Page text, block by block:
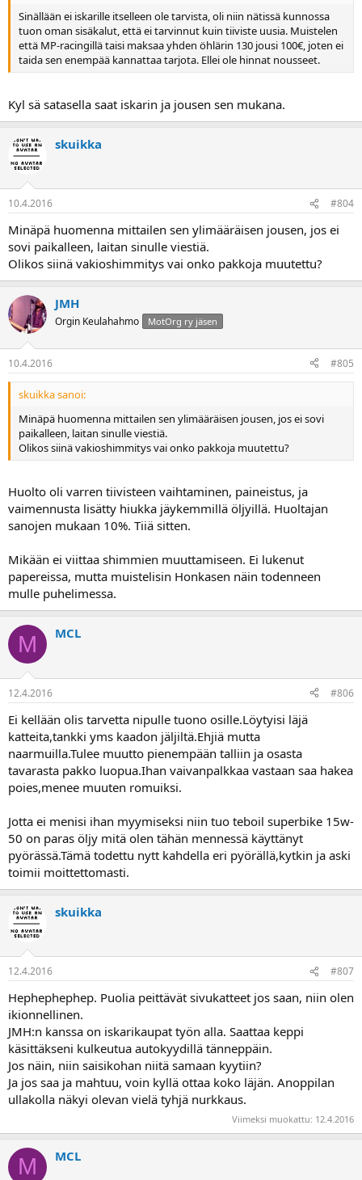
Sinällään ei iskarille itselleen ole tarvista, oli niin nätissä kunnossa
tuon oman sisäkalut, että ei tarvinnut kuin tiiviste uusia. Muistelen
että MP-racingillä taisi maksaa yhden öhlärin 130 jousi 100€, joten ei
taida sen enempää kannattaa tarjota. Ellei ole hinnat nousseet.
Kyl sä satasella saat iskarin ja jousen sen mukana.
skuikka
10.4.2016 #804
Minäpä huomenna mittailen sen ylimääräisen jousen, jos ei
sovi paikalleen, laitan sinulle viestiä.
Olikos siinä vakioshimmitys vai onko pakkoja muutettu?
JMH
Orgin Keulahahmo MotOrg ry jäsen
10.4.2016 #805
skuikka sanoi:
Minäpä huomenna mittailen sen ylimääräisen jousen, jos ei sovi
paikalleen, laitan sinulle viestiä.
Olikos siinä vakioshimmitys vai onko pakkoja muutettu?
Huolto oli varren tiivisteen vaihtaminen, paineistus, ja
vaimennusta lisätty hiukka jäykemmillä öljyillä. Huoltajan
sanojen mukaan 10%. Tiiä sitten.
Mikään ei viittaa shimmien muuttamiseen. Ei lukenut
papereissa, mutta muistelisin Honkasen näin todenneen
mulle puhelimessa.
M MCL
12.4.2016 #806
Ei kellään olis tarvetta nipulle tuono osille.Löytyisi läjä
katteita,tankki yms kaadon jäljiltä.Ehjiä mutta
naarmuilla.Tulee muutto pienempään talliin ja osasta
tavarasta pakko luopua.Ihan vaivanpalkkaa vastaan saa hakea
poies,menee muuten romuiksi.
Jotta ei menisi ihan myymiseksi niin tuo teboil superbike 15w-
50 on paras öljy mitä olen tähän mennessä käyttänyt
pyörässä.Tämä todettu nytt kahdella eri pyörällä,kytkin ja aski
toimii moittettomasti.
skuikka
12.4.2016 #807
Hephephephep. Puolia peittävät sivukatteet jos saan, niin olen
ikionnellinen.
JMH:n kanssa on iskarikaupat työn alla. Saattaa keppi
käsittäkseni kulkeutua autokyydillä tänneppäin.
Jos näin, niin saisikohan niitä samaan kyytiin?
Ja jos saa ja mahtuu, voin kyllä ottaa koko läjän. Anoppilan
ullakolla näkyi olevan vielä tyhjä nurkkaus.
Viimeksi muokattu: 12.4.2016
M MCL